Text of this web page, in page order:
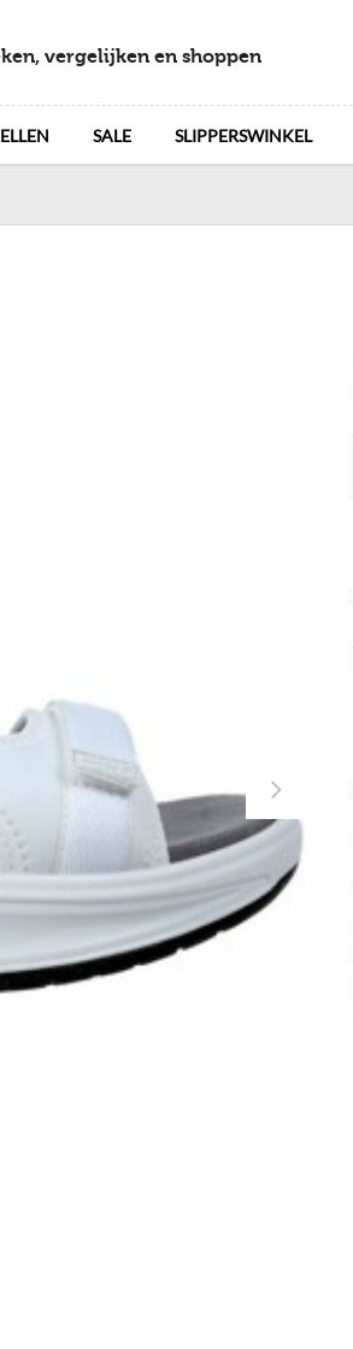
vergelijken en shoppen
SALE SLIPPERSWINKEL